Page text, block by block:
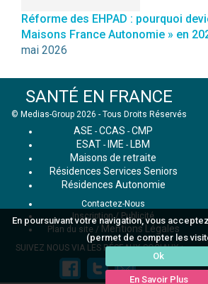
En poursuivant votre navigation, vous
(permet de compter les
Ok
En Savoir Plus
Réforme des EHPAD : pourquoi
Maisons France Autonomie » en
mai 2026
SANTÉ EN FRANCE
© Medias-Group 2026 - Tous Droits Réservés
ASE - CCAS - CMP
ESAT - IME - LBM
Maisons de retraite
Résidences Services Seniors
Résidences Autonomie
Contactez-Nous
Inscription / Publicité
Plan du site / Mentions Légales
SUIVEZ NOUS VIA LES RÉSEAUX SOCIAUX :